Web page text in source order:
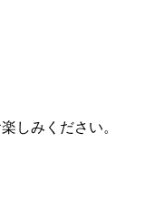
しみください。